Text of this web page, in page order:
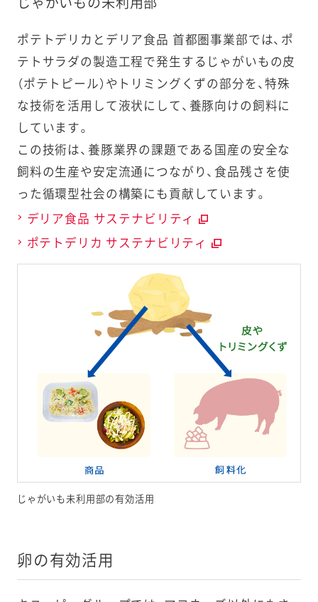
ポテトデリカとデリア食品 首都圏事業部では、ポ
テトサラダの製造工程で発生するじゃがいもの皮
（ポテトピール）やトリミングくずの部分を、特殊
な技術を活用して液状にして、養豚向けの飼料に
しています。
この技術は、養豚業界の課題である国産の安全な
飼料の生産や安定流通につながり、食品残さを使
った循環型社会の構築にも貢献しています。
デリア食品 サステナビリティ
ポテトデリカ サステナビリティ
じゃがいも未利用部の有効活用
卵の有効活用